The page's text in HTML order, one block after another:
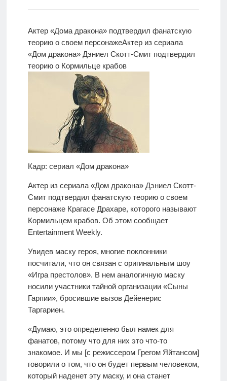
Актер «Дома дракона» подтвердил фанатскую
теорию о своем персонажеАктер из сериала
«Дом дракона» Дэниел Скотт-Смит подтвердил
теорию о Кормильце крабов
Кадр: сериал «Дом дракона»
Актер из сериала «Дом дракона» Дэниел Скотт-
Смит подтвердил фанатскую теорию о своем
персонаже Крагасе Драхаре, которого называют
Кормильцем крабов. Об этом сообщает
Entertainment Weekly.
Увидев маску героя, многие поклонники
посчитали, что он связан с оригинальным шоу
«Игра престолов». В нем аналогичную маску
носили участники тайной организации «Сыны
Гарпии», бросившие вызов Дейенерис
Таргариен.
«Думаю, это определенно был намек для
фанатов, потому что для них это что-то
знакомое. И мы [с режиссером Грегом Яйтансом]
говорили о том, что он будет первым человеком,
который наденет эту маску, и она станет